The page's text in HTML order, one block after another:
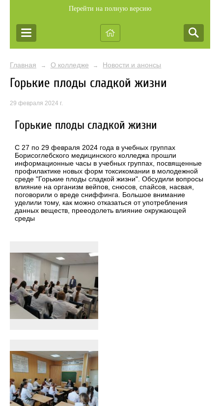
Перейти на полную версию
Главная → О колледже → Новости и анонсы
Горькие плоды сладкой жизни
29 февраля 2024 г.
Горькие плоды сладкой жизни
С 27 по 29 февраля 2024 года в учебных группах
Борисоглебского медицинского колледжа прошли
информационные часы в учебных группах, посвященные
профилактике новых форм токсикомании в молодежной
среде "Горькие плоды сладкой жизни". Обсудили вопросы
влияние на организм вейпов, снюсов, спайсов, насвая,
поговорили о вреде сниффинга. Большое внимание
уделили тому, как можно отказаться от употребления
данных веществ, прееодолеть влияние окружающей
среды